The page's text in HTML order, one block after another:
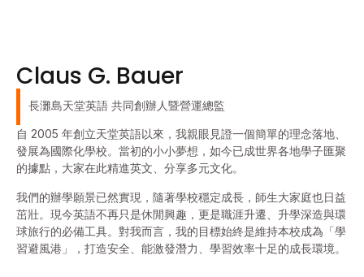
Claus G. Bauer
長灘島天堂英語 共同創辦人暨營運總監
自 2005 年創立天堂英語以來，我親眼見證一個簡單的理念落地、
發展為國際化學校。當初的小小夢想，如今已成世界各地學子匯聚
的據點，大家在此精進英文、分享多元文化。
我們的辦學願景已然實現，隨著學校穩定成長，師生大家庭也日益
茁壯。現今英語不再只是休閒興趣，更是職涯升遷、升學深造與環
球旅行的必備工具。對我而言，我的目標始終是維持本校成為「學
習避風港」，打造安全、能激發潛力、學習效率十足的成長環境。